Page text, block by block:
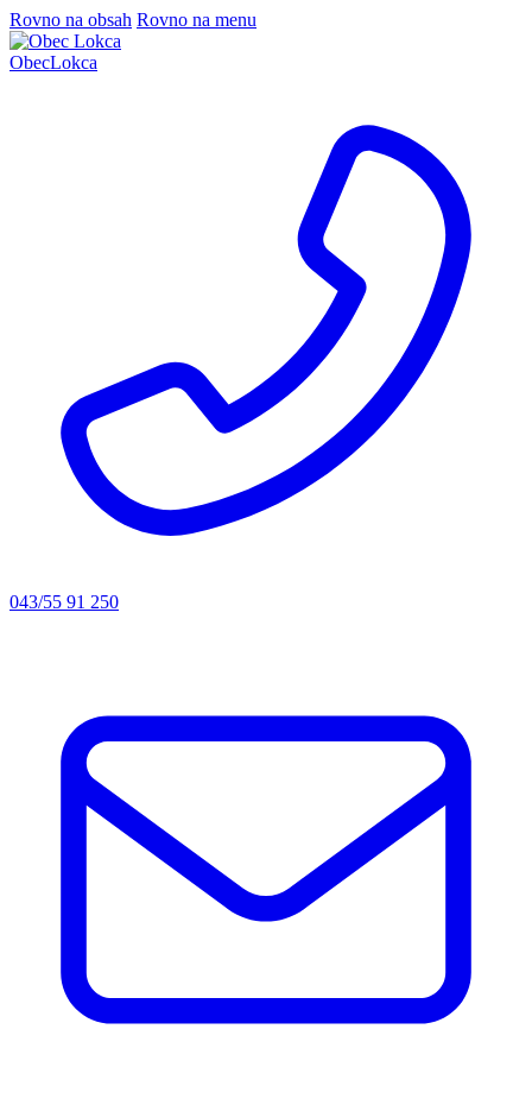
Rovno na obsah Rovno na menu
ObecLokca
043/55 91 250